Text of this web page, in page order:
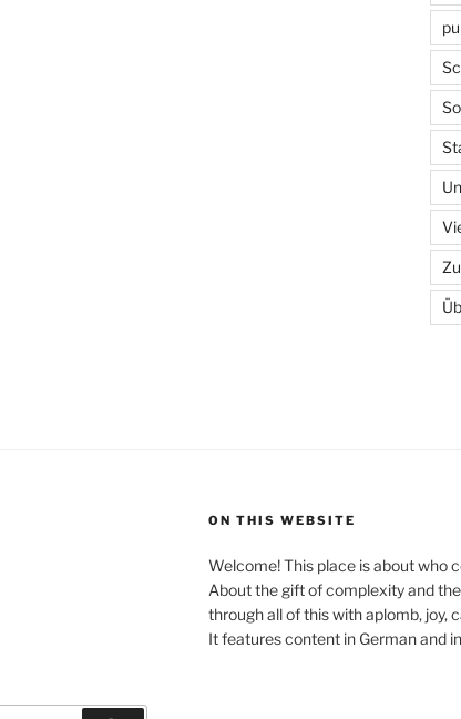
ON THIS WEBSITE
Welcome! This place is about who
About the gift of complexity and
through all of this with aplomb, joy,
It features content in German and